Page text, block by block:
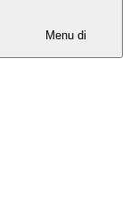
Menu di